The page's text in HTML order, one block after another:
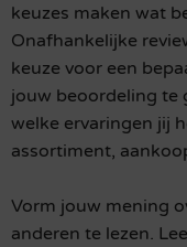
keuzes maken wat
Onafhankelijke
keuze voor een
jouw beoordeling te
welke ervaringen jij
assortiment,
Vorm jouw mening
anderen te lezen.